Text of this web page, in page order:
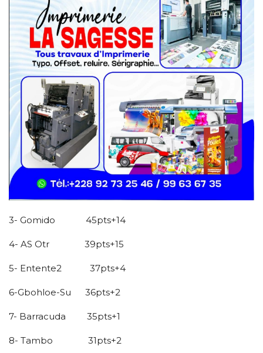
3- Gomido 45pts+14
4- AS Otr 39pts+15
5- Entente2 37pts+4
6-Gbohloe-Su 36pts+2
7- Barracuda 35pts+1
8- Tambo 31pts+2